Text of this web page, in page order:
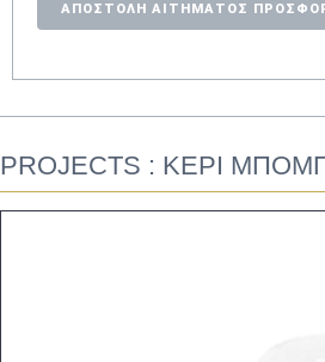
ΑΠΟΣΤΟΛΗ ΑΙΤΗΜΑΤΟΣ
PROJECTS : ΚΕΡΙ